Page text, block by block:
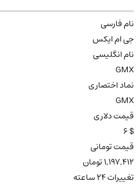
نام فارسی
جی ام ایکس
نام انگلیسی
GMX
نماد اختصاری
GMX
قیمت دلاری
6 $
قیمت تومانی
1,197,412 تومان
تغییرات ۲۴ ساعته